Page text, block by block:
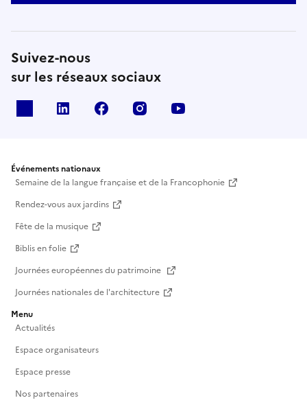
Suivez-nous
sur les réseaux sociaux
Linkedin Facebook Instagram
Événements nationaux
Semaine de la langue française et de la Francophonie
Rendez-vous aux jardins
Fête de la musique
Biblis en folie
Journées européennes du patrimoine
Journées nationales de l'architecture
Menu
Actualités
Espace organisateurs
Espace presse
Nos partenaires